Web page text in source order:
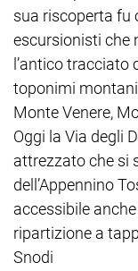
sua riscoperta fu
escursionisti che
l’antico tracciato
toponimi
Monte Venere,
Oggi la Via degli
attrezzato che si
dell’Appennino
accessibile
ripartizione a
Snodi